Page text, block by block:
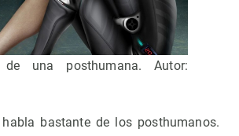
de una posthumana. Autor:
bastante de los posthumanos.